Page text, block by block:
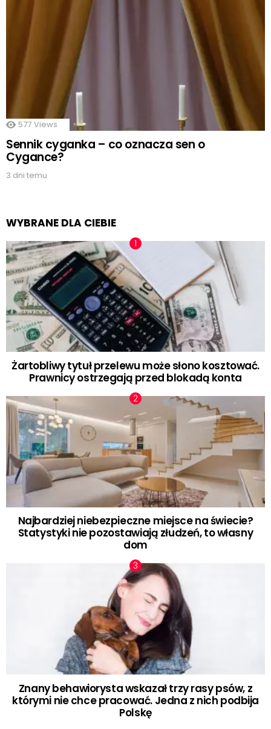
577 Views
Sennik cyganka – co oznacza sen o
Cygance?
3 dni temu
WYBRANE DLA CIEBIE
Żartobliwy tytuł przelewu może słono kosztować.
Prawnicy ostrzegają przed blokadą konta
Najbardziej niebezpieczne miejsce na świecie?
Statystyki nie pozostawiają złudzeń, to własny
dom
Znany behawiorysta wskazał trzy rasy psów, z
którymi nie chce pracować. Jedna z nich podbija
Polskę